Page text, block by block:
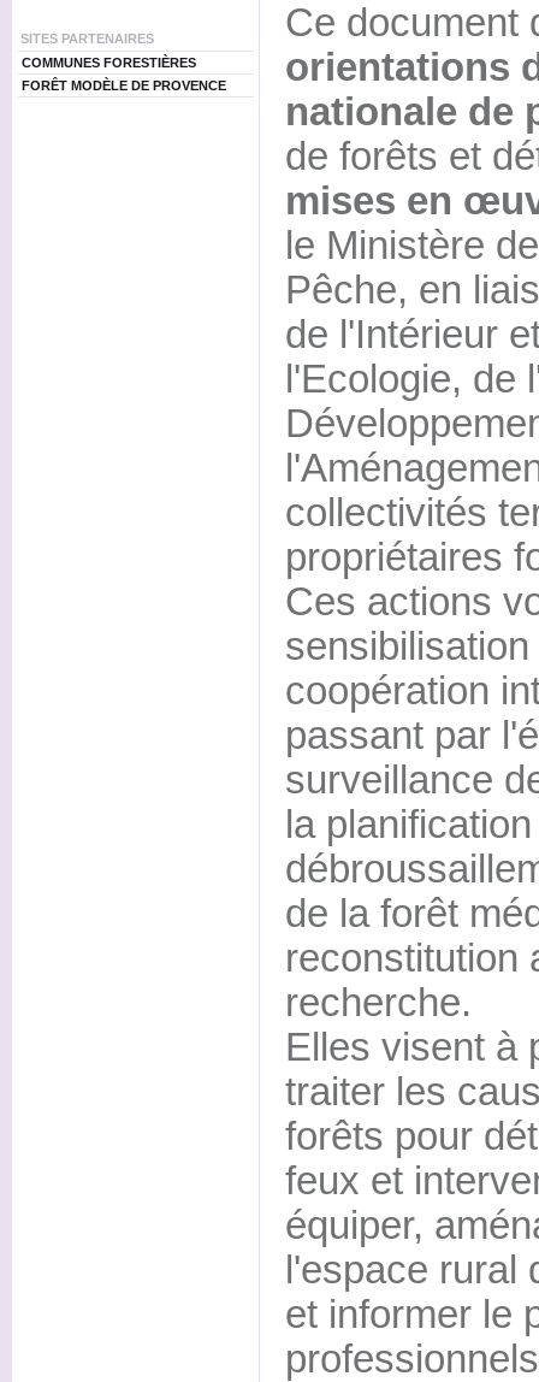
SITES PARTENAIRES
COMMUNES FORESTIÈRES
FORÊT MODÈLE DE PROVENCE
Ce document
orientations
nationale de
de forêts et
mises en
le Ministère
Pêche, en
de l'Intérieur
l'Ecologie, de
collectivités
propriétaires
Ces actions
coopération
passant par
surveillance
la
de la forêt
reconstitution
recherche.
Elles visent à
traiter les
forêts pour
feux et
équiper,
l'espace rural
et informer le